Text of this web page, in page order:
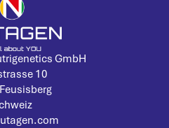
GmbH
10